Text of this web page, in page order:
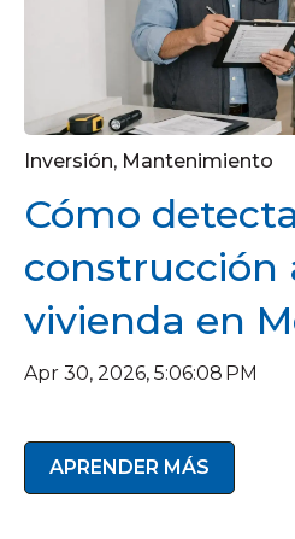
Inversión, Mantenimiento
Cómo
construcción
vivienda en
Apr 30, 2026, 5:06:08 PM
APRENDER MÁS